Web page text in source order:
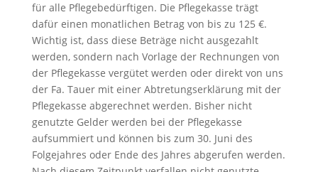
für alle Pflegebedürftigen. Die Pflegekasse trägt
dafür einen monatlichen Betrag von bis zu 125 €.
Wichtig ist, dass diese Beträge nicht ausgezahlt
werden, sondern nach Vorlage der Rechnungen von
der Pflegekasse vergütet werden oder direkt von uns
der Fa. Tauer mit einer Abtretungserklärung mit der
Pflegekasse abgerechnet werden. Bisher nicht
genutzte Gelder werden bei der Pflegekasse
aufsummiert und können bis zum 30. Juni des
Folgejahres oder Ende des Jahres abgerufen werden.